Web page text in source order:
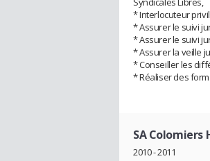
* Interlocuteur
* Assurer le suivi
* Assurer le suivi
* Assurer la veille
* Conseiller les
* Réaliser des
SA Colomiers
2010 - 2011